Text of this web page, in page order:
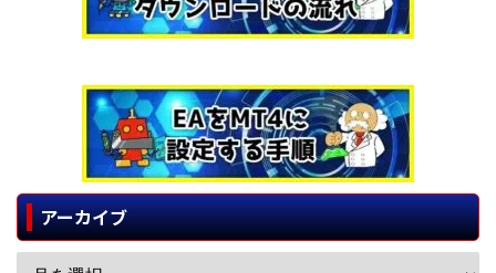
アーカイブ